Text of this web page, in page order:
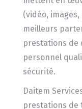
(vidéo, images,
meilleurs
prestations de
personnel
sécurité.
Daitem
prestations de